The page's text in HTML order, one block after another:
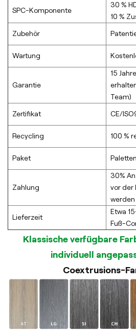
SPC-Komponente
30 %
10 %
Zubehör
Wartung
Garantie
15
Team)
Zertifikat CE/
Recycling 100 %
Paket
Zahlung
30%
vor der
werden
Lieferzeit
Etwa
Fuß-
Klassische verfügbare
individuell
Coextrusions-